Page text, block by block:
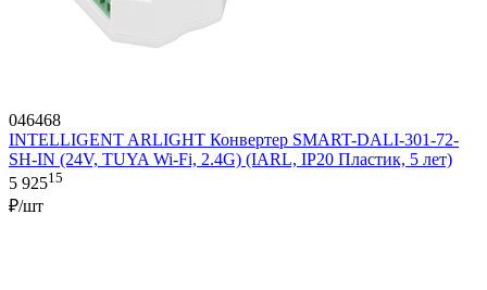
046468
INTELLIGENT ARLIGHT Конвертер SMART-DALI-301-72-
SH-IN (24V, TUYA Wi-Fi, 2.4G) (IARL, IP20 Пластик, 5 лет)
5 92515
₽/шт